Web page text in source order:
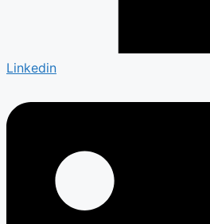
Linkedin